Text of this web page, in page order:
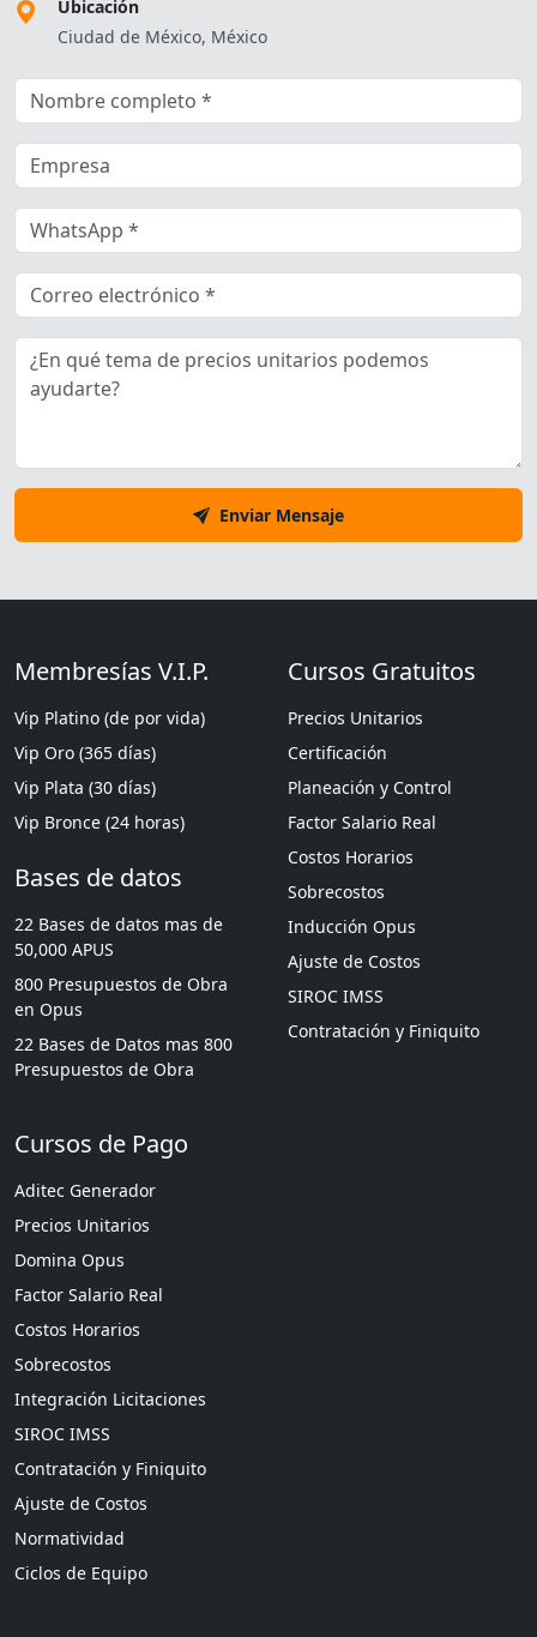
Ubicación
Ciudad de México, México
Enviar Mensaje
Membresías V.I.P.
Vip Platino (de por vida)
Vip Oro (365 días)
Vip Plata (30 días)
Vip Bronce (24 horas)
Bases de datos
22 Bases de datos mas de
50,000 APUS
800 Presupuestos de Obra
en Opus
22 Bases de Datos mas 800
Presupuestos de Obra
Cursos Gratuitos
Precios Unitarios
Certificación
Planeación y Control
Factor Salario Real
Costos Horarios
Sobrecostos
Inducción Opus
Ajuste de Costos
SIROC IMSS
Contratación y Finiquito
Cursos de Pago
Aditec Generador
Precios Unitarios
Domina Opus
Factor Salario Real
Costos Horarios
Sobrecostos
Integración Licitaciones
SIROC IMSS
Contratación y Finiquito
Ajuste de Costos
Normatividad
Ciclos de Equipo